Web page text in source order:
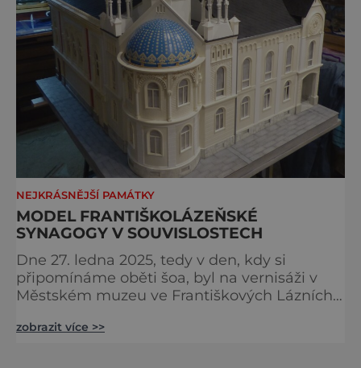
NEJKRÁSNĚJŠÍ PAMÁTKY
MODEL FRANTIŠKOLÁZEŇSKÉ
SYNAGOGY V SOUVISLOSTECH
Dne 27. ledna 2025, tedy v den, kdy si
připomínáme oběti šoa, byl na vernisáži v
Městském muzeu ve Františkových Lázních
nacisty zničena v roce 1938. Do lázeňského
zobrazit více >>